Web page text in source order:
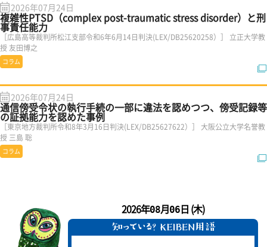
2026年07月24日
複雑性PTSD（complex post-traumatic stress disorder）と刑
事責任能力
［広島高等裁判所松江支部令和6年6月14日判決(LEX/DB25620258）］ 立正大学教
授 友田博之
コラム
2026年07月24日
通信傍受令状の執行手続の一部に違法を認めつつ、傍受記録等
の証拠能力を認めた事例
［東京地方裁判所令和8年3月16日判決(LEX/DB25627622）］ 大阪公立大学名誉教
授 三島 聡
コラム
2026年08月06日 (木)